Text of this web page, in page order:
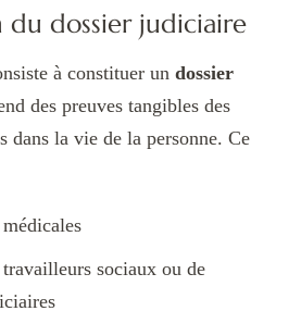
dossier judiciaire
à constituer un dossier
des preuves tangibles des
dans la vie de la personne. Ce
sociaux ou de